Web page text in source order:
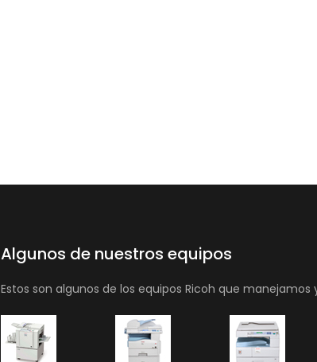
Algunos de nuestros equipos
Estos son algunos de los equipos Ricoh que